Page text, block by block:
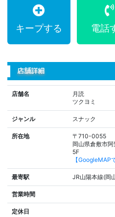
キープする 電話
店舗詳細
店舗名
月読
ツクヨミ
ジャンル スナック
所在地
〒710-0055
岡山県倉敷市
5F
【GoogleMAP
最寄駅 JR山陽本線(岡
営業時間
定休日